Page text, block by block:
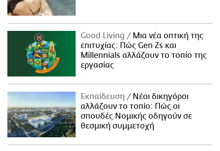
Good Living
Μια νέα οπτική της
επιτυχίας: Πώς Gen Zs και
Millennials αλλάζουν το τοπίο της
εργασίας
Εκπαίδευση
Νέοι δικηγόροι
αλλάζουν το τοπίο: Πώς οι
σπουδές Νομικής οδηγούν σε
θεσμική συμμετοχή